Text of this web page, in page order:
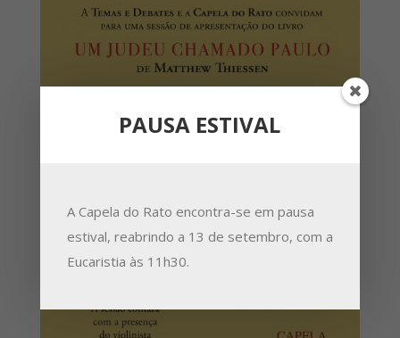
PAUSA ESTIVAL
A Capela do Rato encontra-se em pausa
estival, reabrindo a 13 de setembro, com a
Eucaristia às 11h30.